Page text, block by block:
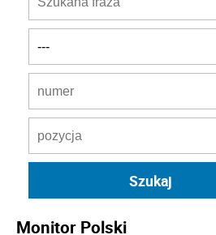
Monitor Polski